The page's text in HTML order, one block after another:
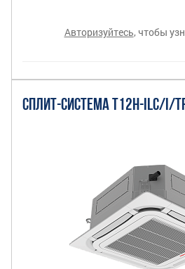
Авторизуйтесь, чтобы
СПЛИТ-СИСТЕМА T12H-ILC/I/